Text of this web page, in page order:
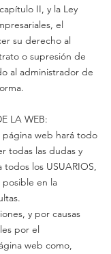
II, y la Ley
el
su derecho al
o supresión de
al administrador de
LA WEB:
web hará todo
todas las dudas y
todos los USUARIOS,
en la
y por causas
por el
web como,